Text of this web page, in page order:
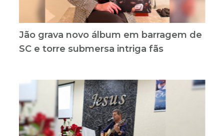
Jão grava novo álbum em barragem de
SC e torre submersa intriga fãs